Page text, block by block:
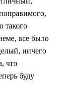
такого
все было
ничего
что
буду